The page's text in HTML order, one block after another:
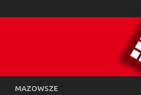
MAZOWSZE